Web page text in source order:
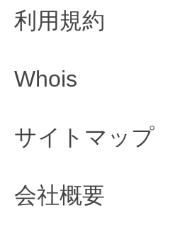
利用規約
Whois
サイトマップ
会社概要